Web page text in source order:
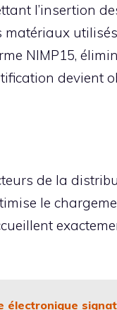
l’insertion
matériaux
NIMP15,
devient
de la
le
électronique